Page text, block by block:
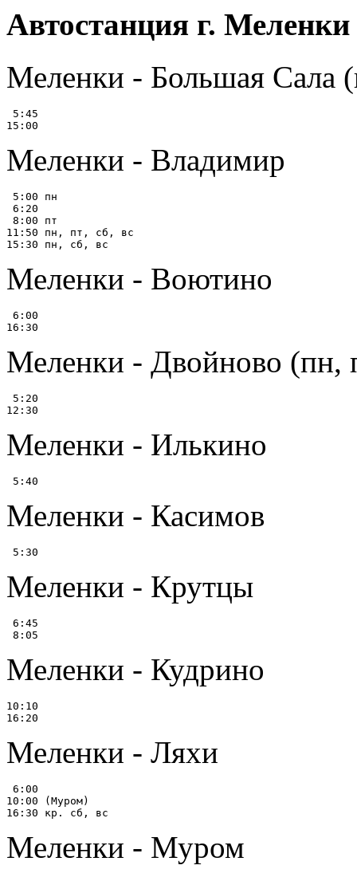
Автостанция г. Меленки
Меленки - Большая Сала
5:45
Меленки - Владимир
5:00 пн
6:20
8:00 пт
11:50 пн, пт, сб, вс
Меленки - Воютино
6:00
Меленки - Двойново (пн,
5:20
Меленки - Илькино
Меленки - Касимов
Меленки - Крутцы
6:45
Меленки - Кудрино
10:10
Меленки - Ляхи
6:00
10:00 (Муром)
Меленки - Муром